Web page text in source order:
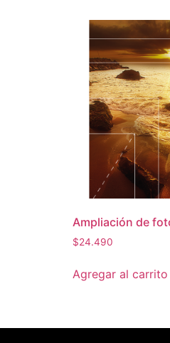
Ampliación de
$24.490
Agregar al carrito